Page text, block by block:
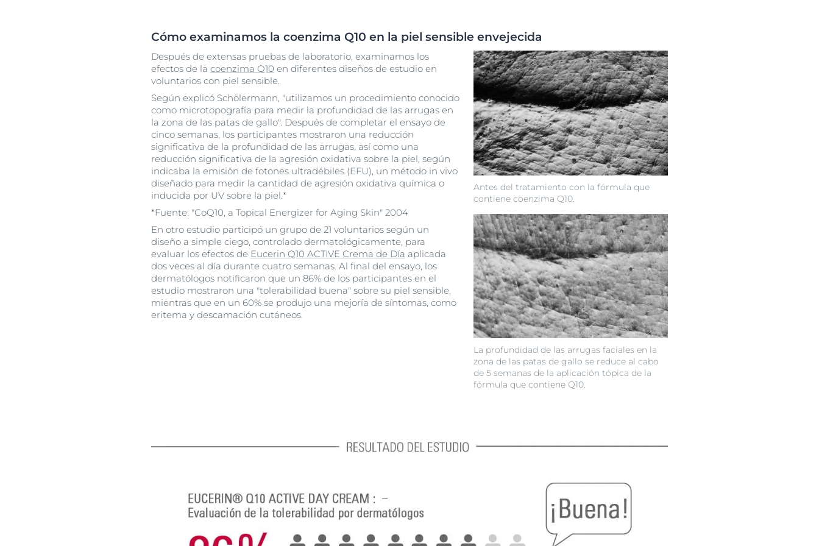
Cómo examinamos la coenzima Q10 en la piel sensible envejecida
Antes del tratamiento con la fórmula que
contiene coenzima Q10.
La profundidad de las arrugas faciales en la
zona de las patas de gallo se reduce al cabo
de 5 semanas de la aplicación tópica de la
fórmula que contiene Q10.
Después de extensas pruebas de laboratorio, examinamos los
efectos de la coenzima Q10 en diferentes diseños de estudio en
voluntarios con piel sensible.
Según explicó Schölermann, "utilizamos un procedimiento conocido
como microtopografía para medir la profundidad de las arrugas en
la zona de las patas de gallo". Después de completar el ensayo de
cinco semanas, los participantes mostraron una reducción
significativa de la profundidad de las arrugas, así como una
reducción significativa de la agresión oxidativa sobre la piel, según
indicaba la emisión de fotones ultradébiles (EFU), un método in vivo
diseñado para medir la cantidad de agresión oxidativa química o
inducida por UV sobre la piel.*
*Fuente: "CoQ10, a Topical Energizer for Aging Skin" 2004
En otro estudio participó un grupo de 21 voluntarios según un
diseño a simple ciego, controlado dermatológicamente, para
evaluar los efectos de Eucerin Q10 ACTIVE Crema de Día aplicada
dos veces al día durante cuatro semanas. Al final del ensayo, los
dermatólogos notificaron que un 86% de los participantes en el
estudio mostraron una "tolerabilidad buena" sobre su piel sensible,
mientras que en un 60% se produjo una mejoría de síntomas, como
eritema y descamación cutáneos.